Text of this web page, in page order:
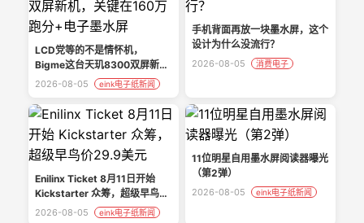
LCD党等的不是情怀机，
Bigme这台天玑8300双屏新
机，关键在160万跑分+电子墨
2026-08-05 eink电子纸新闻
手机背面再放一块墨水屏，这个
设计为什么没流行？
2026-08-05 消费电子
Enilinx Ticket 8月11日开始
Kickstarter 众筹，超级早鸟价
29.9美元
2026-08-05 eink电子纸新闻
11位明星自用墨水屏阅读器曝光
（第2弹）
2026-08-05 eink电子纸新闻